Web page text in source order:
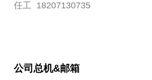
任工 18207130735
公司总机&邮箱